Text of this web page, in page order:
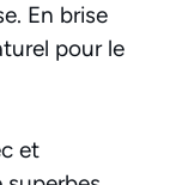
En brise
pour le
et